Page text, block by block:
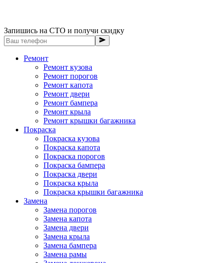
Запишись на СТО и получи скидку
Ремонт
Ремонт кузова
Ремонт порогов
Ремонт капота
Ремонт двери
Ремонт бампера
Ремонт крыла
Ремонт крышки багажника
Покраска
Покраска кузова
Покраска капота
Покраска порогов
Покраска бампера
Покраска двери
Покраска крыла
Покраска крышки багажника
Замена
Замена порогов
Замена капота
Замена двери
Замена крыла
Замена бампера
Замена рамы